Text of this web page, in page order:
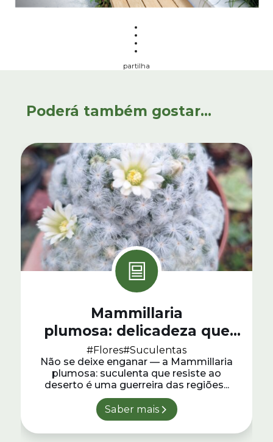
partilha
Poderá também gostar...
Mammillaria
plumosa: delicadeza que
resiste ao deserto
#Flores#Suculentas
Não se deixe enganar — a Mammillaria
plumosa: suculenta que resiste ao
deserto é uma guerreira das regiões...
Saber mais